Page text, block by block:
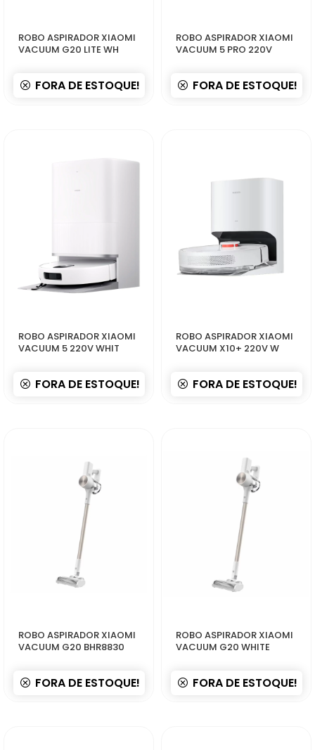
ROBO ASPIRADOR XIAOMI
VACUUM G20 LITE WH
FORA DE ESTOQUE!
ROBO ASPIRADOR XIAOMI
VACUUM 5 PRO 220V
FORA DE ESTOQUE!
ROBO ASPIRADOR XIAOMI
VACUUM 5 220V WHIT
FORA DE ESTOQUE!
ROBO ASPIRADOR XIAOMI
VACUUM X10+ 220V W
FORA DE ESTOQUE!
ROBO ASPIRADOR XIAOMI
VACUUM G20 BHR8830
FORA DE ESTOQUE!
ROBO ASPIRADOR XIAOMI
VACUUM G20 WHITE
FORA DE ESTOQUE!